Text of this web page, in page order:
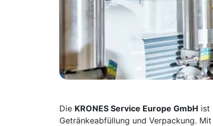
Die KRONES Service Europe GmbH ist
Getränke­abfüllung und Verpackung.